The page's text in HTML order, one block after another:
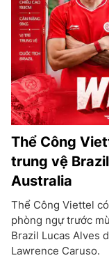
Thể Công
trung vệ
Australia
Thể Công Viettel
phòng ngự trước
Brazil Lucas Alves
Lawrence Caruso.